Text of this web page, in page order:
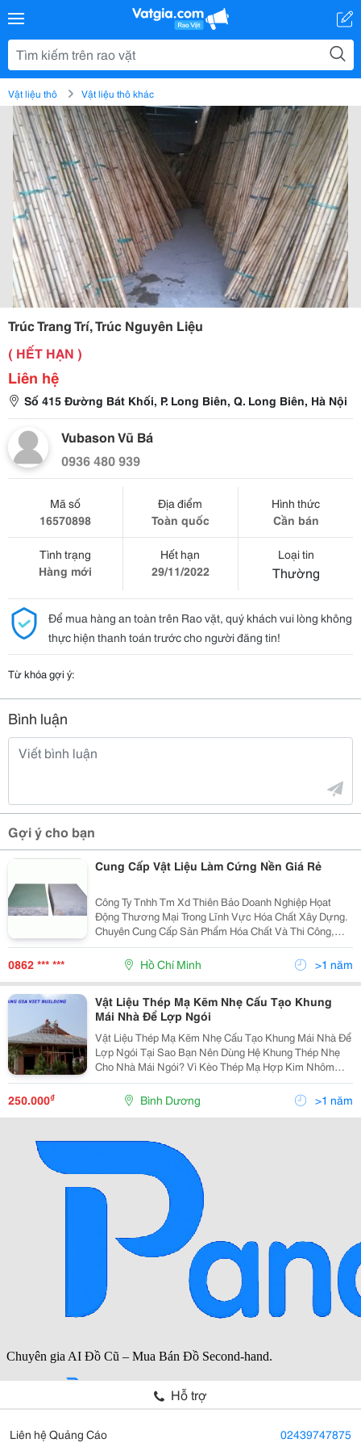
Vật liệu thô Vật liệu thô khác
Trúc Trang Trí, Trúc Nguyên Liệu
( HẾT HẠN )
Liên hệ
Số 415 Đường Bát Khối, P. Long Biên, Q. Long Biên, Hà Nội
Vubason Vũ Bá
0936 480 939
Mã số
16570898
Địa điểm
Toàn quốc
Hình thức
Cần bán
Tình trạng
Hàng mới
Hết hạn
29/11/2022
Loại tin
Thường
Để mua hàng an toàn trên Rao vặt, quý khách vui lòng không
thực hiện thanh toán trước cho người đăng tin!
Từ khóa gợi ý:
Bình luận
Gợi ý cho bạn
Cung Cấp Vật Liệu Làm Cứng Nền Giá Rẻ
Công Ty Tnhh Tm Xd Thiên Bảo Doanh Nghiệp Họat
Động Thương Mại Trong Lĩnh Vực Hóa Chất Xây Dựng.
Chuyên Cung Cấp Sản Phẩm Hóa Chất Và Thi Công,
Sửa Chữa Các Công Trình Công Nghiệp Và Dân Dụng,
Phục Vụ Cho Việc Nâng Cao Tuổi Thọ Công Trình Xây
0862 *** *** Hồ Chí Minh >1 năm
Vật Liệu Thép Mạ Kẽm Nhẹ Cấu Tạo Khung
Mái Nhà Để Lợp Ngói
Vật Liệu Thép Mạ Kẽm Nhẹ Cấu Tạo Khung Mái Nhà Để
Lợp Ngói Tại Sao Bạn Nên Dùng Hệ Khung Thép Nhẹ
Cho Nhà Mái Ngói? Vì Kèo Thép Mạ Hợp Kim Nhôm
Kẽm Tttruss Được Thiết Kế Tự Động Bằng Phần Mềm
Độc Quyền Chuyên Nghiệp Của Khang Gia Viet
Building. Vi
250.000₫ Bình Dương >1 năm
Hỗ trợ
Liên hệ Quảng Cáo 02439747875